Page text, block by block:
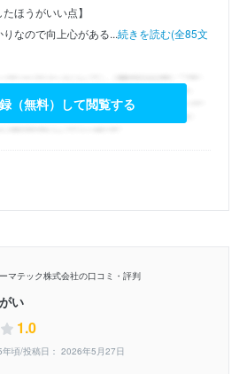
ほうがいい点】
なので向上心がある...続きを読む(全85文
（無料）して閲覧する
マテック株式会社の口コミ・評判
い
1.0
頃/投稿日： 2026年5月27日